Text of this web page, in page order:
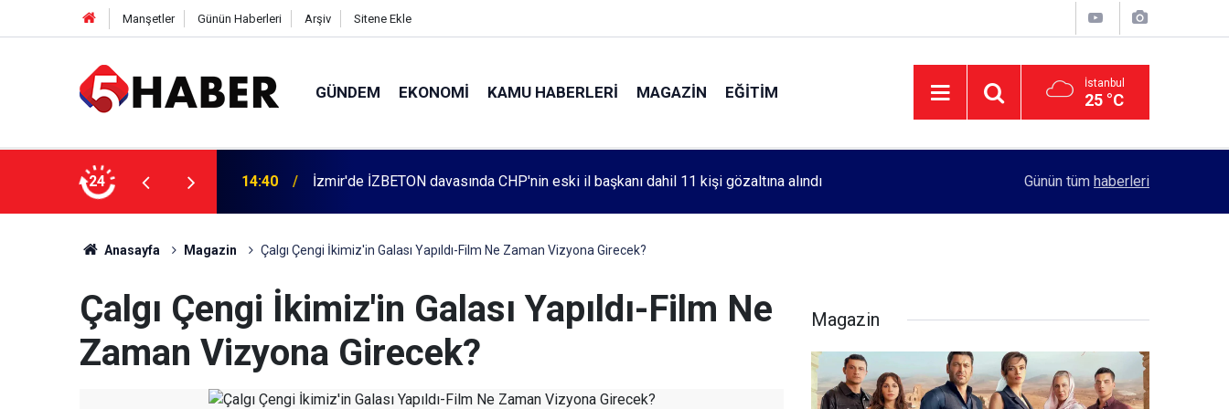
Manşetler Günün Haberleri Arşiv Sitene Ekle
GÜNDEM EKONOMI KAMU HABERLERI MAGAZIN EĞITIM İstanbul
25 °C
24
dahil 11 kişi gözaltına alındı 13:55 Cumartesi anneleri 1083. haftada Mehmet Özdemir için adalet aradı Rektörlük, kadın öğrencilerin güvenliği için
Günün tüm haberleri
Anasayfa Magazin Çalgı Çengi İkimiz'in Galası Yapıldı-Film Ne Zaman Vizyona Girecek?
Çalgı Çengi İkimiz'in Galası Yapıldı-Film Ne
Zaman Vizyona Girecek?
Magazin